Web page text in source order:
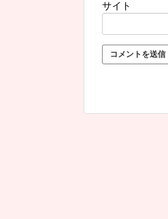
サイト